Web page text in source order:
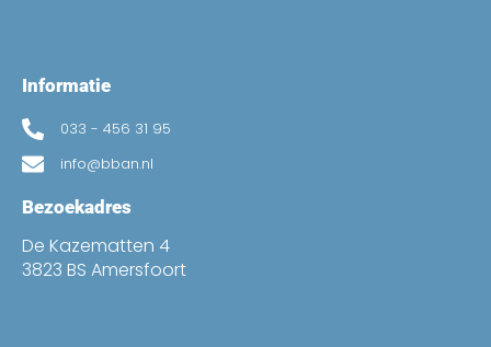
Informatie
033 - 456 31 95
info@bban.nl
Bezoekadres
De Kazematten 4
3823 BS Amersfoort